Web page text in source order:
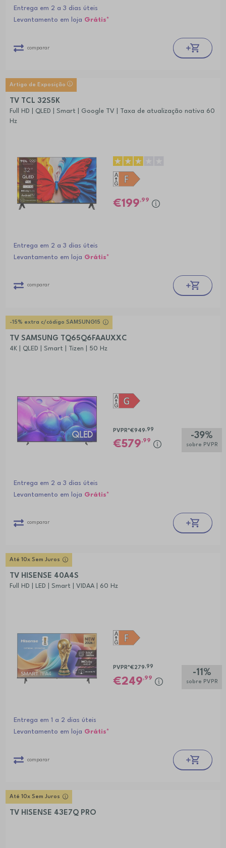
Entrega em 2 a 3 dias úteis
Levantamento em loja Grátis*
comparar
Artigo de Exposição
TV TCL 32S5K
Full HD | QLED | Smart | Google TV | Taxa de atualização nativa 60
Hz
199,99
Entrega em 2 a 3 dias úteis
Levantamento em loja Grátis*
comparar
-15% extra c/código SAMSUNG15
TV SAMSUNG TQ65Q6FAAUXXC
4K | QLED | Smart | Tizen | 50 Hz
-39%
sobre PVPR
PVPR*€949 ,99
579,99
Entrega em 2 a 3 dias úteis
Levantamento em loja Grátis*
comparar
Até 10x Sem Juros
TV HISENSE 40A4S
Full HD | LED | Smart | VIDAA | 60 Hz
-11%
sobre PVPR
PVPR*€279 ,99
249,99
Entrega em 1 a 2 dias úteis
Levantamento em loja Grátis*
comparar
Até 10x Sem Juros
TV HISENSE 43E7Q PRO